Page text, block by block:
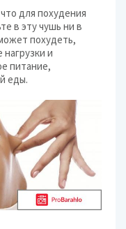
для похудения
в эту чушь ни в
похудеть,
и
питание,
еды.